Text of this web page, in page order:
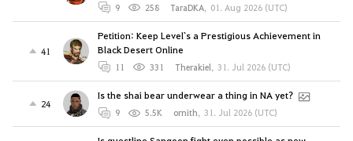
9 258 TaraDKA, 01. Aug 2026 (UTC)
41
Petition: Keep Level`s a Prestigious Achievement in
Black Desert Online
11 331 Therakiel, 31. Jul 2026 (UTC)
24
Is the shai bear underwear a thing in NA yet?
9 5.5K ornith, 31. Jul 2026 (UTC)